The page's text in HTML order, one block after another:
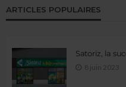
ARTICLES POPULAIRES
Satoriz, la
8 juin 2023